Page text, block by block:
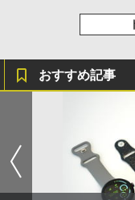
おすすめ記事